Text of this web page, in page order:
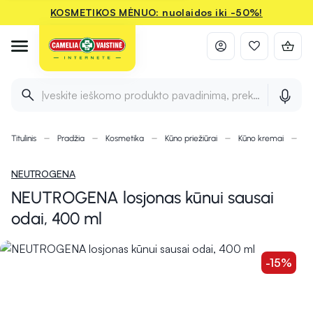
KOSMETIKOS MĖNUO: nuolaidos iki -50%!
Įveskite ieškomo produkto pavadinimą, prekės ženklą ir
Titulinis Pradžia Kosmetika Kūno priežiūrai Kūno kremai
NEUTROGENA
NEUTROGENA losjonas kūnui sausai
odai, 400 ml
-15%